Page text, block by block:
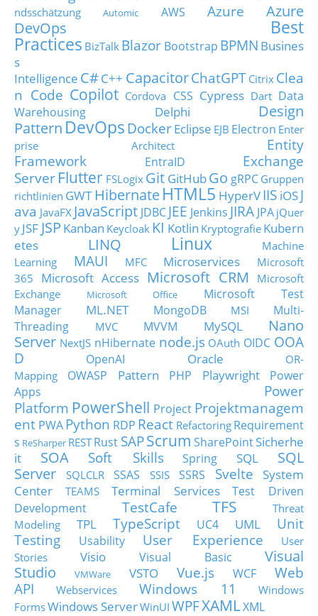
ndsschätzung
Automic AWS Azure
Azure
DevOps
Best
Practices BizTalk Blazor Bootstrap BPMN Busines
s
Intelligence C#C++ CapacitorChatGPT Citrix Clea
n Code Copilot Cordova CSS Cypress Dart Data
Warehousing
Delphi
Design
Pattern DevOps DockerEclipse EJB Electron Enter
prise Architect
Entity
Framework
EntraID
Exchange
Server Flutter FSLogix Git GitHubGo gRPC Gruppen
richtlinien GWT HibernateHTML5 HyperVIIS iOSJ
ava JavaFX JavaScript JDBC JEE Jenkins JIRA JPA jQuer
y JSF JSP Kanban Keycloak KI Kotlin Kryptografie Kubern
etes
LINQ Linux
Machine
Learning
MAUI MFC Microservices
Microsoft
365
Microsoft Access Microsoft CRM
Microsoft
Exchange
Microsoft Office
Microsoft Test
Manager
ML.NET MongoDB MSI
Multi-
Threading
MVC MVVM MySQL
Nano
Server NextJS nHibernate node.js OAuth OIDC OOA
D
OpenAI Oracle
OR-
Mapping
OWASP Pattern PHP Playwright
Power
Apps
Power
Platform PowerShell Project Projektmanagem
ent PWA Python RDP React Refactoring Requirement
s ReSharper RESTRust SAPScrum SharePointSicherhe
it
SOA Soft Skills Spring SQL
SQL
Server
SQLCLR SSAS SSIS SSRS Svelte
System
Center
TEAMS Terminal Services
Test Driven
Development
TestCafe TFS
Threat
Modeling
TPL TypeScript UC4 UML
Unit
Testing
Usability User Experience
User
Stories
Visio Visual Basic
Visual
Studio
VMWare VSTO Vue.js WCF
Web
API
Webservices Windows 11
Windows
FormsWindows ServerWinUI WPFXAMLXML